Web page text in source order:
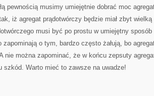
pewnością musimy umiejętnie dobrać moc
iż agregat prądotwórczy będzie miał zbyt
musi być po prostu w umiejętny
zapominają o tym, bardzo często żałują, bo
nie można zapominać, że w końcu zepsuty
szkód. Warto mieć to zawsze na uwadze!